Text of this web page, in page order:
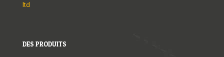
ltd
DES PRODUITS